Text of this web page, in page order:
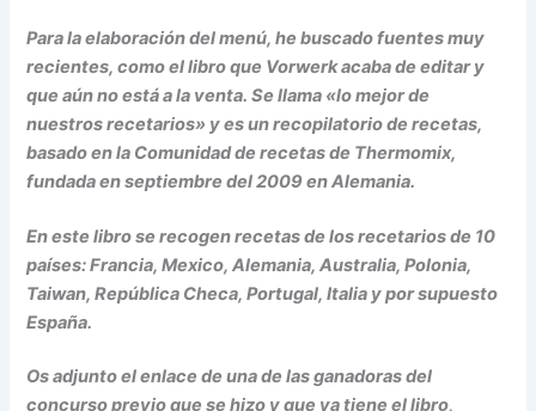
Para la elaboración del menú, he buscado fuentes muy
recientes, como el libro que Vorwerk acaba de editar y
que aún no está a la venta. Se llama «lo mejor de
nuestros recetarios» y es un recopilatorio de recetas,
basado en la Comunidad de recetas de Thermomix,
fundada en septiembre del 2009 en Alemania.
En este libro se recogen recetas de los recetarios de 10
países: Francia, Mexico, Alemania, Australia, Polonia,
Taiwan, República Checa, Portugal, Italia y por supuesto
España.
Os adjunto el enlace de una de las ganadoras del
concurso previo que se hizo y que ya tiene el libro,